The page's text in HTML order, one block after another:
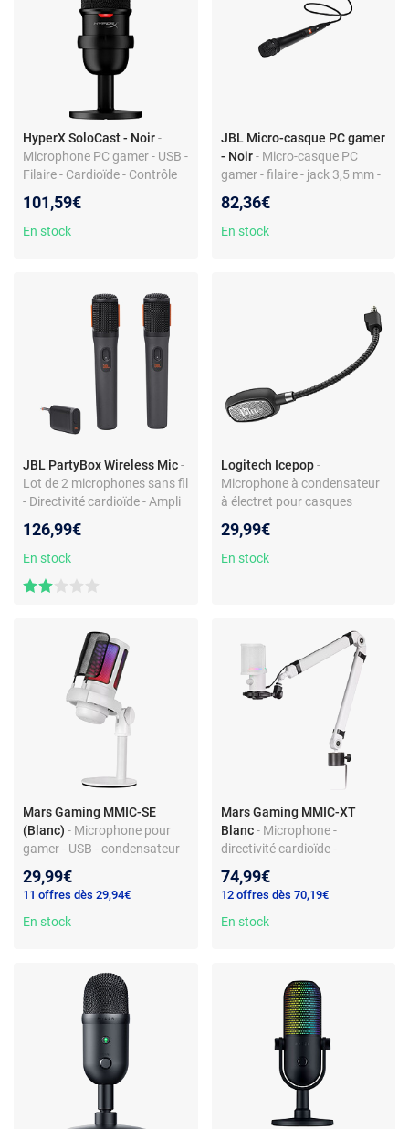
HyperX SoloCast - Noir-
Microphone PC gamer - USB -
Filaire - Cardioïde - Contrôle
101,59€
En stock
JBL Micro-casque PC gamer
- Noir - Micro-casque PC
gamer - filaire - jack 3,5 mm -
82,36€
En stock
JBL PartyBox Wireless Mic-
Lot de 2 microphones sans fil
- Directivité cardioïde - Ampli
enceintes PartyBox
126,99€
En stock
Logitech Icepop -
Microphone à condensateur
à électret pour casques
29,99€
En stock
Mars Gaming MMIC-SE
(Blanc) - Microphone pour
gamer - USB - condensateur
rétroéclairage RGB Flow -
monture antichoc et filtre
anti-pop
29,99€
11 offres dès 29,94€
En stock
Mars Gaming MMIC-XT
Blanc - Microphone -
directivité cardioïde -
multifonction - rétroéclairage
RGB - compatible PC, Mac,
PS4 et PS5
74,99€
12 offres dès 70,19€
En stock